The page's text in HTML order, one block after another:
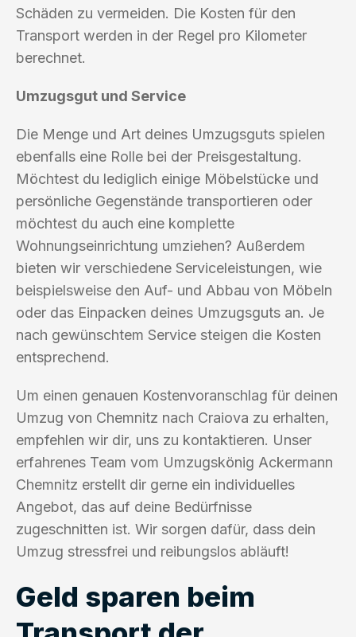
Schäden zu vermeiden. Die Kosten für den
Transport werden in der Regel pro Kilometer
berechnet.
Umzugsgut und Service
Die Menge und Art deines Umzugsguts spielen
ebenfalls eine Rolle bei der Preisgestaltung.
Möchtest du lediglich einige Möbelstücke und
persönliche Gegenstände transportieren oder
möchtest du auch eine komplette
Wohnungseinrichtung umziehen? Außerdem
bieten wir verschiedene Serviceleistungen, wie
beispielsweise den Auf- und Abbau von Möbeln
oder das Einpacken deines Umzugsguts an. Je
nach gewünschtem Service steigen die Kosten
entsprechend.
Um einen genauen Kostenvoranschlag für deinen
Umzug von Chemnitz nach Craiova zu erhalten,
empfehlen wir dir, uns zu kontaktieren. Unser
erfahrenes Team vom Umzugskönig Ackermann
Chemnitz erstellt dir gerne ein individuelles
Angebot, das auf deine Bedürfnisse
zugeschnitten ist. Wir sorgen dafür, dass dein
Umzug stressfrei und reibungslos abläuft!
Geld sparen beim